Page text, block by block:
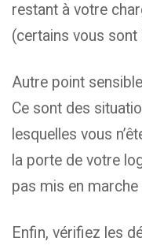
restant à votre
(certains vous sont
Autre point
Ce sont des
lesquelles vous
la porte de votre
pas mis en
Enfin, vérifiez les